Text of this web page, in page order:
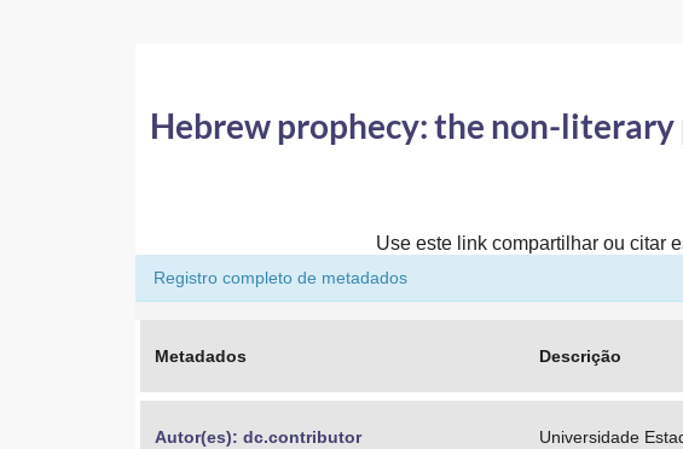
Hebrew prophecy: the non-
Use este link compartilhar ou citar
Registro completo de metadados
Metadados Descrição
Autor(es): dc.contributor Universidade